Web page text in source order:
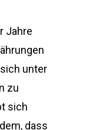
Jahre
unter
zu
sich
dass